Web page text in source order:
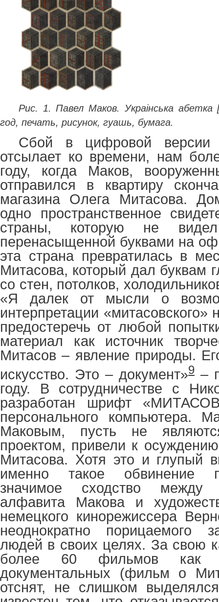
Рис. 1. Павел Маков. Украiнська абетка
год, печать, рисунок, гуашь, бумага.
Сбой в цифровой версии
отсылает ко времени, нам
году, когда Маков,
отправился в квартиру
магазина Олега Митасова.
одно пространственное
страны, которую не
перенасыщенной буквами на
эта страна превратилась в
Митасова, который дал буквам
со стен, потолков,
«Я далек от мысли о
интерпретации
предостеречь от любой
материал как источник
Митасов – явление природы.
искусство. Это – документ»9 –
году. В сотрудничестве с
разработан шрифт
персонального компьютера.
Маковым, пусть не
проектом, привели к
Митасова. Хотя это и глупый
именно такое обвинение
значимое сходство между
алфавита Макова и
немецкого кинорежиссера
неоднократно порицаемого
людей в своих целях. За свою
более 60 фильмов как
документальных (фильм о
отснят, не слишком